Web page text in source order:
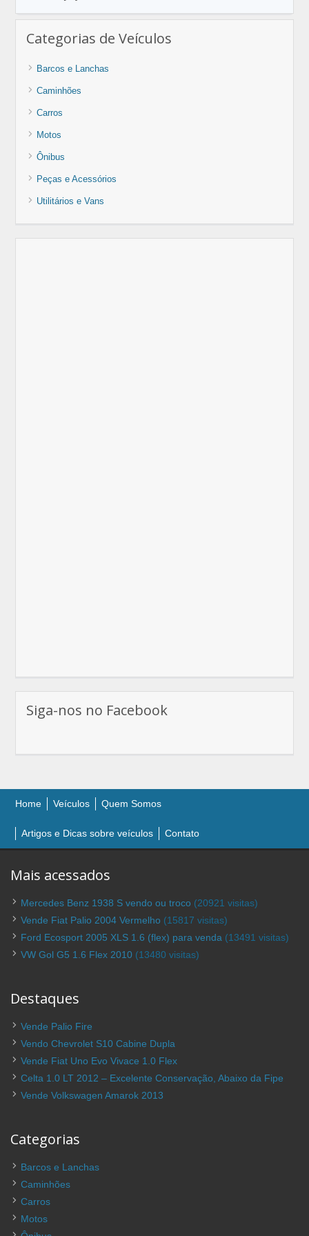
Categorias de Veículos
Barcos e Lanchas
Caminhões
Carros
Motos
Ônibus
Peças e Acessórios
Utilitários e Vans
Siga-nos no Facebook
Home Veículos Quem Somos
Artigos e Dicas sobre veículos Contato
Mais acessados
Mercedes Benz 1938 S vendo ou troco (20921 visitas)
Vende Fiat Palio 2004 Vermelho (15817 visitas)
Ford Ecosport 2005 XLS 1.6 (flex) para venda (13491 visitas)
VW Gol G5 1.6 Flex 2010 (13480 visitas)
Destaques
Vende Palio Fire
Vendo Chevrolet S10 Cabine Dupla
Vende Fiat Uno Evo Vivace 1.0 Flex
Celta 1.0 LT 2012 – Excelente Conservação, Abaixo da Fipe
Vende Volkswagen Amarok 2013
Categorias
Barcos e Lanchas
Caminhões
Carros
Motos